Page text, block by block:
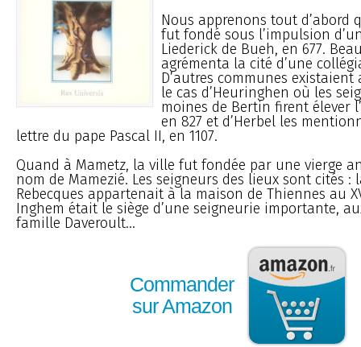
Nous apprenons tout d’abord
fut fondé sous l’impulsion
Liederick de Bueh, en 677.
agrémenta la cité d’une
D’autres communes existaient
le cas d’Heuringhen où les
moines de Bertin firent élever
en 827 et d’Herbel les
lettre du pape Pascal II, en 1107.
Quand à Mametz, la ville fut fondée par une vierge
nom de Mamezié. Les seigneurs des lieux sont cités :
Rebecques appartenait à la maison de Thiennes au
Inghem était le siège d’une seigneurie importante,
famille Daveroult...
Commander
sur Amazon